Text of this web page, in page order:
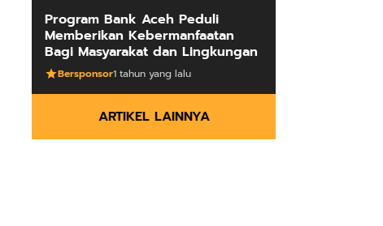
Program Bank Aceh Peduli
Memberikan Kebermanfaatan
Bagi Masyarakat dan Lingkungan
Bersponsor1 tahun yang lalu
ARTIKEL LAINNYA